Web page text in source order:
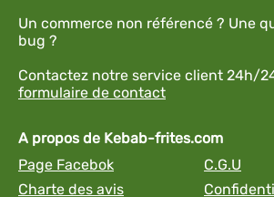
Un commerce non référencé ? Une
bug ?
Contactez notre service client 24h/
formulaire de contact
A propos de Kebab-frites.com
Page Facebok
C.G.U
Charte des avis